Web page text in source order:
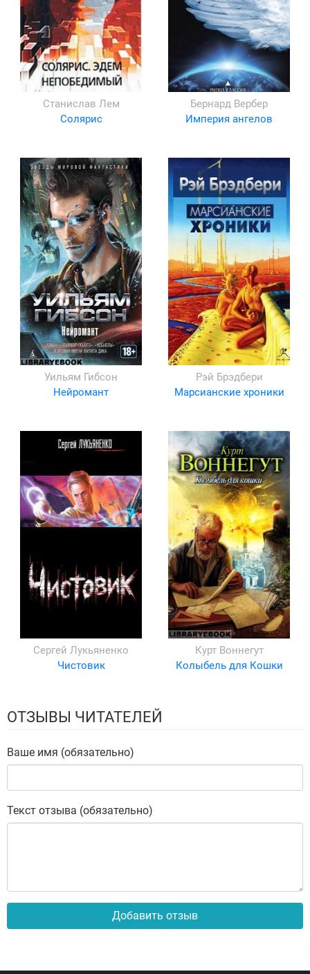
Станислав Лем
Солярис
Бернард Вербер
Империя ангелов
Уильям Гибсон
Нейромант
Рэй Брэдбери
Марсианские хроники
Сергей Лукьяненко
Чистовик
Курт Воннегут
Колыбель для Кошки
ОТЗЫВЫ ЧИТАТЕЛЕЙ
Ваше имя (обязательно)
Текст отзыва (обязательно)
Добавить отзыв